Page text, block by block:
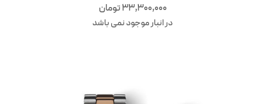
33,300,000تومان
در انبار موجود نمی باشد